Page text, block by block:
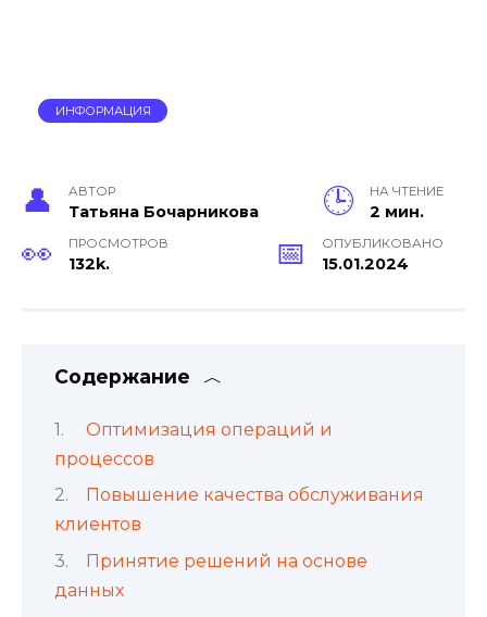
ИНФОРМАЦИЯ
АВТОР
Тать­яна Бо­чар­ни­кова
НА ЧТЕНИЕ
2 мин.
ПРОСМОТРОВ
132k.
ОПУБЛИКОВАНО
15.01.2024
Содержание
Оптимизация операций и
процессов
Повышение качества обслуживания
клиентов
Принятие решений на основе
данных